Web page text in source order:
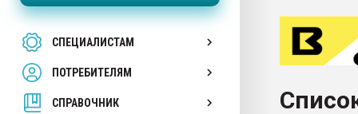
СПЕЦИАЛИСТАМ
ПОТРЕБИТЕЛЯМ
СПРАВОЧНИК
28.07.2026
первый план в
ситуацией на